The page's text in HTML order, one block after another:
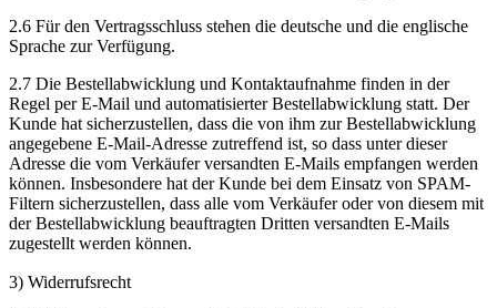
2.6 Für den Vertragsschluss stehen die deutsche und die englische
Sprache zur Verfügung.
2.7 Die Bestellabwicklung und Kontaktaufnahme finden in der
Regel per E-Mail und automatisierter Bestellabwicklung statt. Der
Kunde hat sicherzustellen, dass die von ihm zur Bestellabwicklung
angegebene E-Mail-Adresse zutreffend ist, so dass unter dieser
Adresse die vom Verkäufer versandten E-Mails empfangen werden
können. Insbesondere hat der Kunde bei dem Einsatz von SPAM-
Filtern sicherzustellen, dass alle vom Verkäufer oder von diesem mit
der Bestellabwicklung beauftragten Dritten versandten E-Mails
zugestellt werden können.
3) Widerrufsrecht